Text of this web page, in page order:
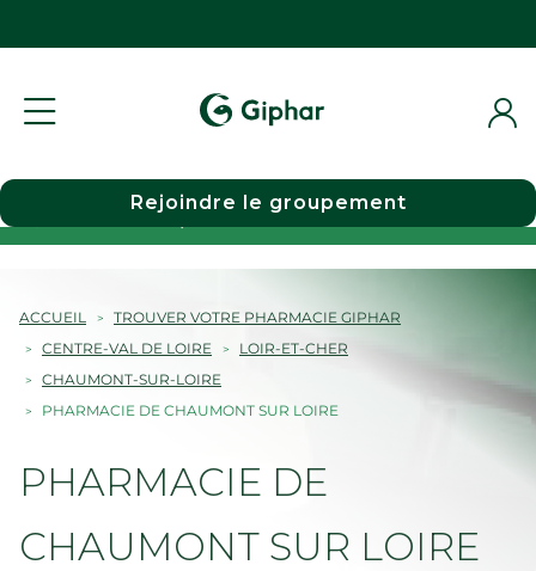
Choisir une pharmacie
Rejoindre le groupement
ACCUEIL
TROUVER VOTRE PHARMACIE GIPHAR
CENTRE-VAL DE LOIRE
LOIR-ET-CHER
CHAUMONT-SUR-LOIRE
PHARMACIE DE CHAUMONT SUR LOIRE
PHARMACIE DE
CHAUMONT SUR LOIRE